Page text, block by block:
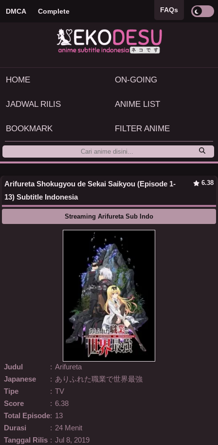
DMCA Complete FAQs
HOME ON-GOING
JADWAL RILIS ANIME LIST
BOOKMARK FILTER ANIME
Arifureta Shokugyou de Sekai Saikyou (Episode 1-
13) Subtitle Indonesia
6.38
Streaming Arifureta Sub Indo
Judul : Arifureta
Japanese
: ありふれた職業で世界最強
Tipe
: TV
Score
: 6.38
Total Episode: 13
Durasi
: 24 Menit
Tanggal Rilis : Jul 8, 2019